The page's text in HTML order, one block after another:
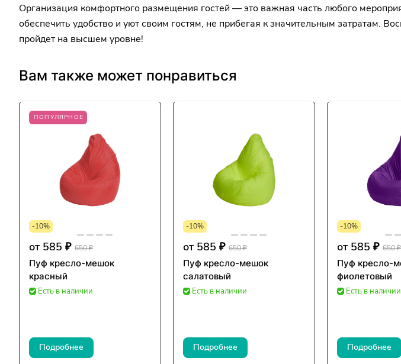
Организация комфортного размещения гостей — это важная часть любого
обеспечить удобство и уют своим гостям, не прибегая к значительным затратам.
пройдет на высшем уровне!
Вам также может понравиться
ПОПУЛЯРНОЕ
-10%
от 585 ₽ 650 ₽
Пуф кресло-мешок
красный
Есть в наличии
Подробнее
-10%
от 585 ₽ 650 ₽
Пуф кресло-мешок
салатовый
Есть в наличии
Подробнее
-10%
от 585 ₽ 650 ₽
Пуф кресло-
фиолетовый
Есть в наличии
Подробнее